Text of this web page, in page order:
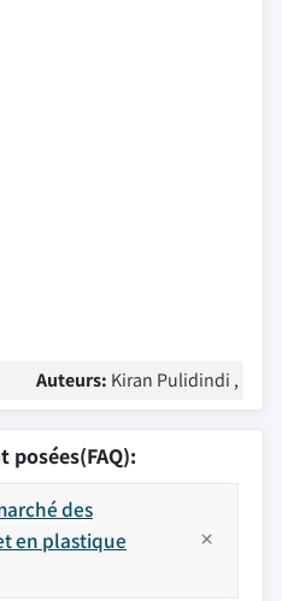
Auteurs: Kiran Pulidindi ,
des
en plastique